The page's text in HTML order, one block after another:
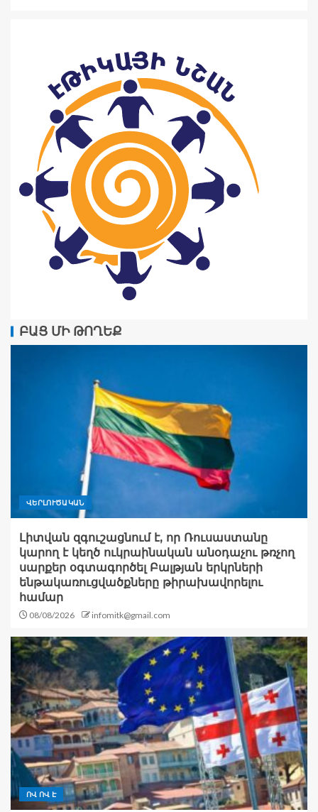
ԲԱՑ ՄԻ ԹՈՂԵՔ
ՎԵՐԼՈՒԾԱԿԱՆ
Լիտվան զգուշացնում է, որ Ռուսաստանը
կարող է կեղծ ուկրաինական անօդաչու թռչող
սարքեր օգտագործել Բալթյան երկրների
ենթակառուցվածքները թիրախավորելու
համար
08/08/2026 infomitk@gmail.com
ՈՎ ՈՎ Է